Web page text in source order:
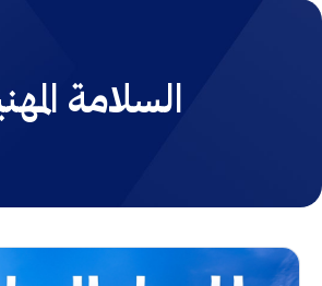
السلامة